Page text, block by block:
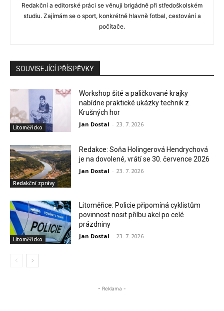
Redakční a editorské práci se věnuji brigádně při středoškolském
studiu. Zajímám se o sport, konkrétně hlavně fotbal, cestování a
počítače.
SOUVISEJÍCÍ PŘÍSPĚVKY
Litoměřicko
Workshop šité a paličkované krajky
nabídne praktické ukázky technik z
Krušných hor
Jan Dostal - 23. 7. 2026
Redakční zprávy
Redakce: Soňa Holingerová Hendrychová
je na dovolené, vrátí se 30. července 2026
Jan Dostal - 23. 7. 2026
Litoměřicko
Litoměřice: Policie připomíná cyklistům
povinnost nosit přilbu akcí po celé
prázdniny
Jan Dostal - 23. 7. 2026
- Reklama -